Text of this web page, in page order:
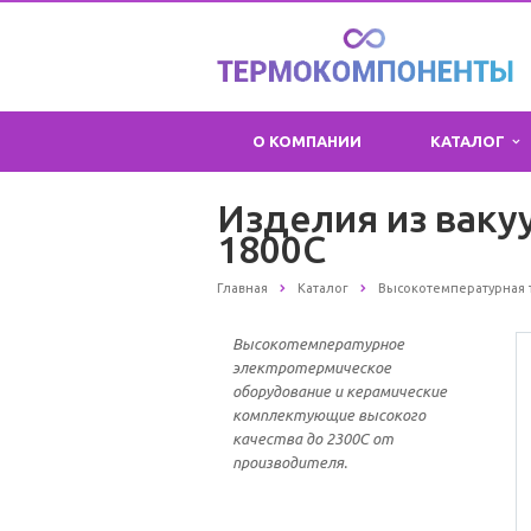
О КОМПАНИИ КАТАЛОГ
Изделия из
1800С
Главная Каталог Высокотемпературная
Высокотемпературное
электротермическое
оборудование и керамические
комплектующие высокого
качества до 2300С от
производителя.